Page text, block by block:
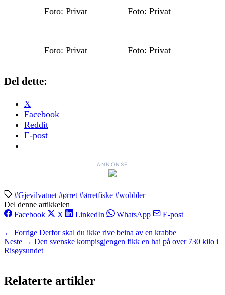
Foto: Privat Foto: Privat
Foto: Privat Foto: Privat
Del dette:
X
Facebook
Reddit
E-post
ANNONSE
#Gjevilvatnet #ørret #ørretfiske #wobbler
Del denne artikkelen
Facebook
X LinkedIn WhatsApp E-post
← Forrige Derfor skal du ikke rive beina av en krabbe
Neste → Den svenske kompisgjengen fikk en hai på over 730 kilo i
Risøysundet
Relaterte artikler